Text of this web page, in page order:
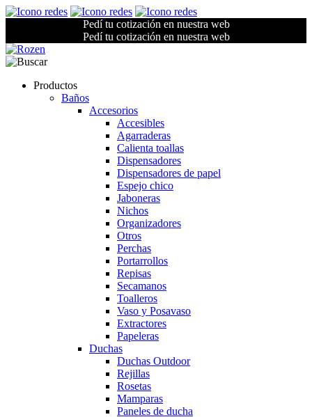
Pedí tu cotización en nuestra web
Pedí tu cotización en nuestra web
Productos
Baños
Accesorios
Accesibles
Agarraderas
Calienta toallas
Dispensadores
Dispensadores de papel
Espejo chico
Jaboneras
Nichos
Organizadores
Otros
Perchas
Portarrollos
Repisas
Secamanos
Toalleros
Vaso y Posavaso
Extractores
Papeleras
Duchas
Duchas Outdoor
Rejillas
Rosetas
Mamparas
Paneles de ducha